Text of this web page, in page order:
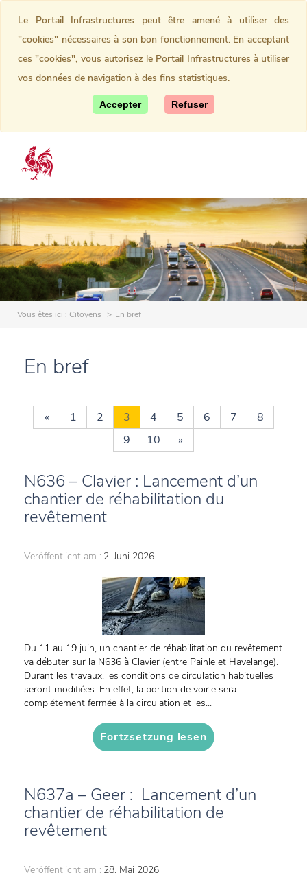
Vous êtes ici : Citoyens En bref
En bref
« 1 2 3 4 5 6 7
8
9
10 »
N636 – Clavier : Lancement d’un
chantier de réhabilitation du
revêtement
Veröffentlicht am : 2. Juni 2026
Du 11 au 19 juin, un chantier de réhabilitation du revêtement
va débuter sur la N636 à Clavier (entre Paihle et Havelange).
Durant les travaux, les conditions de circulation habituelles
seront modifiées. En effet, la portion de voirie sera
complétement fermée à la circulation et les...
Fortzsetzung lesen
N637a – Geer : Lancement d’un
chantier de réhabilitation de
revêtement
Veröffentlicht am : 28. Mai 2026
Le Portail Infrastructures peut être amené à utiliser des
"cookies" nécessaires à son bon fonctionnement. En acceptant
ces "cookies", vous autorisez le Portail Infrastructures à utiliser
vos données de navigation à des fins statistiques.
Accepter Refuser